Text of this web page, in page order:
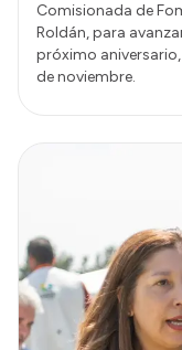
Comisionada de
Roldán, para
próximo
de noviembre.